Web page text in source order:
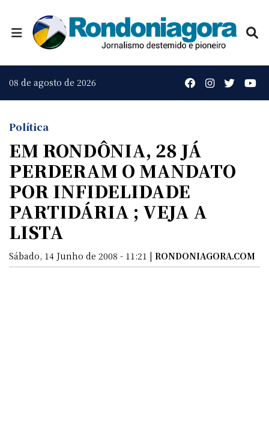
08 de agosto de 2026
Política
EM RONDÔNIA, 28 JÁ
PERDERAM O MANDATO
POR INFIDELIDADE
PARTIDÁRIA ; VEJA A
LISTA
Sábado, 14 Junho de 2008 - 11:21 | RONDONIAGORA.COM